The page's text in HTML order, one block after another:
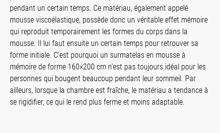
pendant un certain temps. Ce matériau, également appelé
mousse viscoélastique, possède donc un véritable effet mémoire
qui reproduit temporairement les formes du corps dans la
mousse. Il lui faut ensuite un certain temps pour retrouver sa
forme initiale. C’est pourquoi un surmatelas en mousse à
mémoire de forme 160×200 cm n’est pas toujours idéal pour les
personnes qui bougent beaucoup pendant leur sommeil. Par
ailleurs, lorsque la chambre est fraîche, le matériau a tendance à
se rigidifier, ce qui le rend plus ferme et moins adaptable.